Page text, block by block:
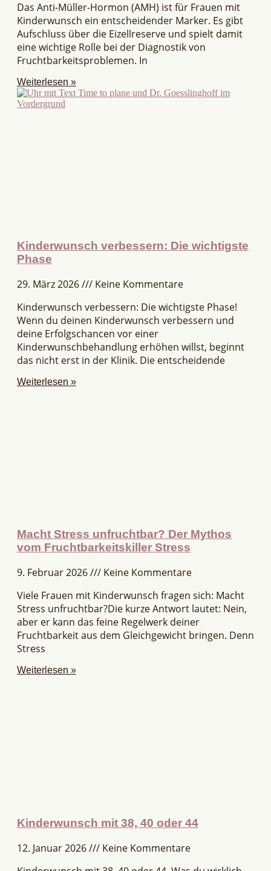
Das Anti-Müller-Hormon (AMH) ist für Frauen mit
Kinderwunsch ein entscheidender Marker. Es gibt
Aufschluss über die Eizellreserve und spielt damit
eine wichtige Rolle bei der Diagnostik von
Fruchtbarkeitsproblemen. In
Weiterlesen »
Kinderwunsch verbessern: Die wichtigste
Phase
29. März 2026
Keine Kommentare
Kinderwunsch verbessern: Die wichtigste Phase!
Wenn du deinen Kinderwunsch verbessern und
deine Erfolgschancen vor einer
Kinderwunschbehandlung erhöhen willst, beginnt
das nicht erst in der Klinik. Die entscheidende
Weiterlesen »
Macht Stress unfruchtbar? Der Mythos
vom Fruchtbarkeitskiller Stress
9. Februar 2026
Keine Kommentare
Viele Frauen mit Kinderwunsch fragen sich: Macht
Stress unfruchtbar?Die kurze Antwort lautet: Nein,
aber er kann das feine Regelwerk deiner
Fruchtbarkeit aus dem Gleichgewicht bringen. Denn
Stress
Weiterlesen »
Kinderwunsch mit 38, 40 oder 44
12. Januar 2026
Keine Kommentare